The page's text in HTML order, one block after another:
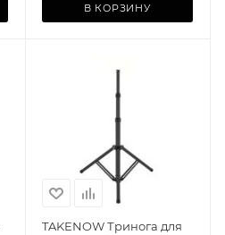
В КОРЗИНУ
TAKENOW Тринога для